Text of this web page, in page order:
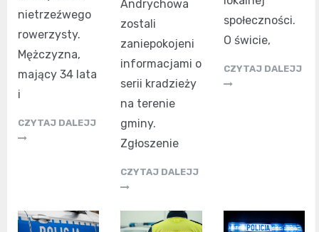
nietrzeźwego
rowerzysty.
Mężczyzna,
mający 34 lata
i
CZYTAJ DALEJJ
Andrychowa
zostali
zaniepokojeni
informacjami o
serii kradzieży
na terenie
gminy.
Zgłoszenie
CZYTAJ DALEJJ
społeczności.
O świcie,
CZYTAJ DALEJJ